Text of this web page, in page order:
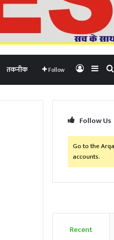
तकनीक Follow Log In
Follow Us
Go to the
accounts.
Recent